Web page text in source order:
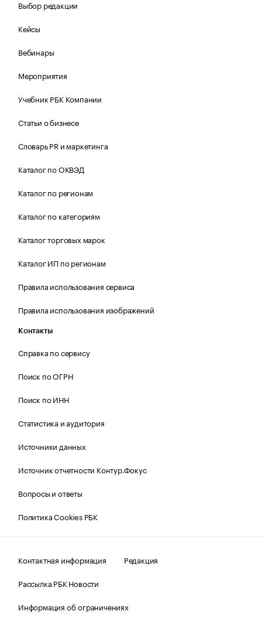
Выбор редакции
Кейсы
Вебинары
Мероприятия
Учебник РБК Компании
Статьи о бизнесе
Словарь PR и маркетинга
Каталог по ОКВЭД
Каталог по регионам
Каталог по категориям
Каталог торговых марок
Каталог ИП по регионам
Правила использования сервиса
Правила использования изображений
Контакты
Справка по сервису
Поиск по ОГРН
Поиск по ИНН
Статистика и аудитория
Источники данных
Источник отчетности Контур.Фокус
Вопросы и ответы
Политика Cookies РБК
Контактная информация
Редакция
Рассылка РБК Новости
Информация об ограничениях